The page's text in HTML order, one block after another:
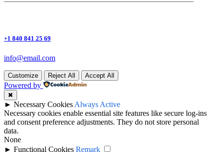
+1 840 841 25 69
info@email.com
Customize Reject All Accept All
Powered by
✖
► Necessary Cookies Always Active
Necessary cookies enable essential site features like secure log-ins
and consent preference adjustments. They do not store personal
data.
None
► Functional Cookies Remark